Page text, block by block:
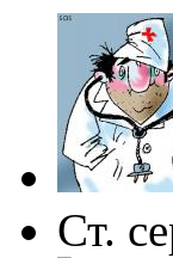
Ст.